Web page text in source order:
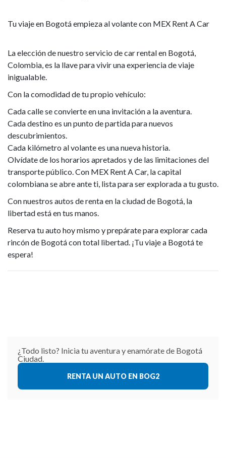
Tu viaje en Bogotá empieza al volante con MEX Rent A Car
La elección de nuestro servicio de car rental en Bogotá,
Colombia, es la llave para vivir una experiencia de viaje
inigualable.
Con la comodidad de tu propio vehículo:
Cada calle se convierte en una invitación a la aventura.
Cada destino es un punto de partida para nuevos
descubrimientos.
Cada kilómetro al volante es una nueva historia.
Olvídate de los horarios apretados y de las limitaciones del
transporte público. Con MEX Rent A Car, la capital
colombiana se abre ante ti, lista para ser explorada a tu gusto.
Con nuestros autos de renta en la ciudad de Bogotá, la
libertad está en tus manos.
Reserva tu auto hoy mismo y prepárate para explorar cada
rincón de Bogotá con total libertad. ¡Tu viaje a Bogotá te
espera!
¿Todo listo? Inicia tu aventura y enamórate de Bogotá
Ciudad.
RENTA UN AUTO EN BOG2